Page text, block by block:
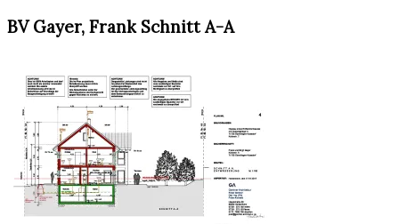
BV Gayer, Frank Schnitt A-A